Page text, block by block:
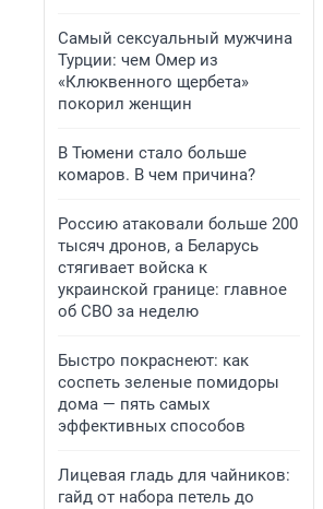
Самый сексуальный мужчина
Турции: чем Омер из
«Клюквенного щербета»
покорил женщин
В Тюмени стало больше
комаров. В чем причина?
Россию атаковали больше 200
тысяч дронов, а Беларусь
стягивает войска к
украинской границе: главное
об СВО за неделю
Быстро покраснеют: как
соспеть зеленые помидоры
дома — пять самых
эффективных способов
Лицевая гладь для чайников:
гайд от набора петель до